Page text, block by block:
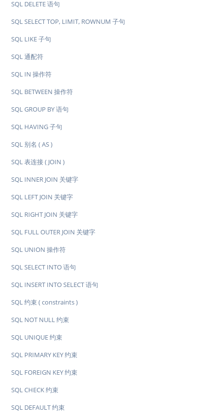
SQL DELETE 语句
SQL SELECT TOP, LIMIT, ROWNUM 子句
SQL LIKE 子句
SQL 通配符
SQL IN 操作符
SQL BETWEEN 操作符
SQL GROUP BY 语句
SQL HAVING 子句
SQL 别名 ( AS )
SQL 表连接 ( JOIN )
SQL INNER JOIN 关键字
SQL LEFT JOIN 关键字
SQL RIGHT JOIN 关键字
SQL FULL OUTER JOIN 关键字
SQL UNION 操作符
SQL SELECT INTO 语句
SQL INSERT INTO SELECT 语句
SQL 约束 ( constraints )
SQL NOT NULL 约束
SQL UNIQUE 约束
SQL PRIMARY KEY 约束
SQL FOREIGN KEY 约束
SQL CHECK 约束
SQL DEFAULT 约束